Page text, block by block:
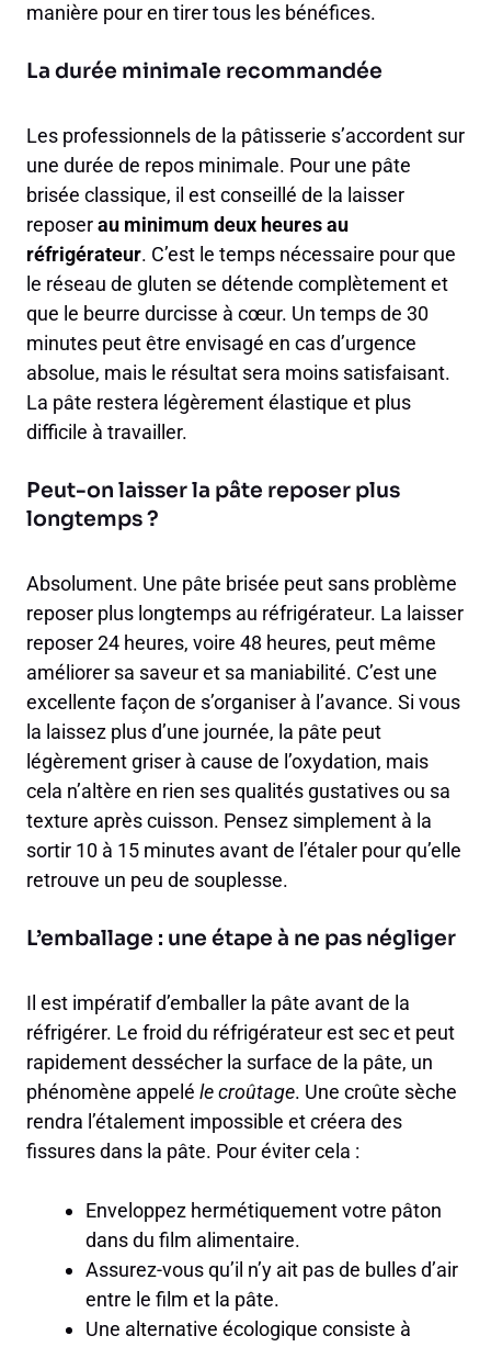
manière pour en tirer tous les bénéfices.
La durée minimale recommandée
Les professionnels de la pâtisserie s’accordent sur
une durée de repos minimale. Pour une pâte
brisée classique, il est conseillé de la laisser
reposerau minimum deux heures au
réfrigérateur. C’est le temps nécessaire pour que
le réseau de gluten se détende complètement et
que le beurre durcisse à cœur. Un temps de 30
minutes peut être envisagé en cas d’urgence
absolue, mais le résultat sera moins satisfaisant.
La pâte restera légèrement élastique et plus
difficile à travailler.
Peut-on laisser la pâte reposer plus
longtemps ?
Absolument. Une pâte brisée peut sans problème
reposer plus longtemps au réfrigérateur. La laisser
reposer 24 heures, voire 48 heures, peut même
améliorer sa saveur et sa maniabilité. C’est une
excellente façon de s’organiser à l’avance. Si vous
la laissez plus d’une journée, la pâte peut
légèrement griser à cause de l’oxydation, mais
cela n’altère en rien ses qualités gustatives ou sa
texture après cuisson. Pensez simplement à la
sortir 10 à 15 minutes avant de l’étaler pour qu’elle
retrouve un peu de souplesse.
L’emballage : une étape à ne pas négliger
Il est impératif d’emballer la pâte avant de la
réfrigérer. Le froid du réfrigérateur est sec et peut
rapidement dessécher la surface de la pâte, un
phénomène appelé le croûtage. Une croûte sèche
rendra l’étalement impossible et créera des
fissures dans la pâte. Pour éviter cela :
Enveloppez hermétiquement votre pâton
dans du film alimentaire.
Assurez-vous qu’il n’y ait pas de bulles d’air
entre le film et la pâte.
Une alternative écologique consiste à